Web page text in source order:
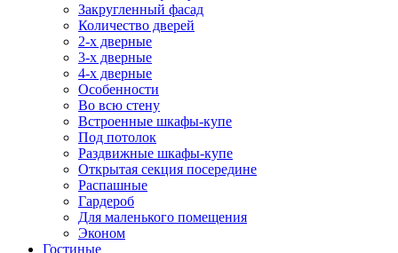
Закругленный фасад
Количество дверей
2-х дверные
3-х дверные
4-х дверные
Особенности
Во всю стену
Встроенные шкафы-купе
Под потолок
Раздвижные шкафы-купе
Открытая секция посередине
Распашные
Гардероб
Для маленького помещения
Эконом
Гостиные